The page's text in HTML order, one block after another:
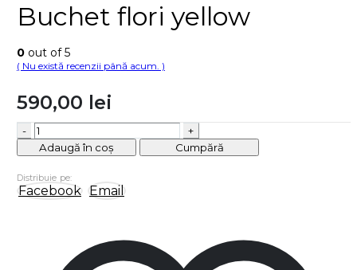
Buchet flori yellow
0 out of 5
( Nu există recenzii până acum. )
590,00 lei
-
+
Adaugă în coș
Cumpără
Distribuie pe:
Facebook Email